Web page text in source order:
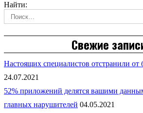
Найти:
Свежие
Настоящих специалистов отстранили от
24.07.2021
52% приложений делятся вашими
главных нарушителей 04.05.2021